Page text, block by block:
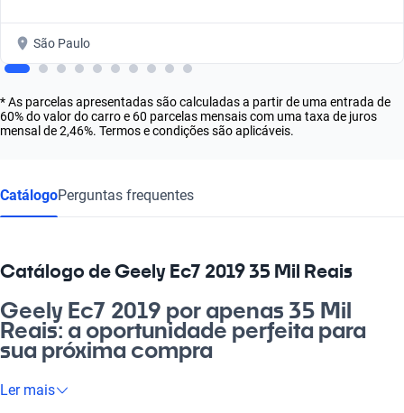
São Paulo
* As parcelas apresentadas são calculadas a partir de uma entrada de
60% do valor do carro e 60 parcelas mensais com uma taxa de juros
mensal de 2,46%. Termos e condições são aplicáveis.
CatálogoPerguntas frequentes
Catálogo de Geely Ec7 2019 35 Mil Reais
Geely Ec7 2019 por apenas 35 Mil
Reais: a oportunidade perfeita para
sua próxima compra
Está buscando um carro que une tecnologia moderna, conforto
Ler mais